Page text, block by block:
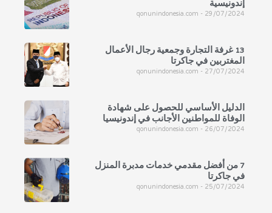
إندونيسية
qonunindonesia.com 29/07/2024
13 غرفة التجارة وجمعية رجال الأعمال
المغتربين في جاكرتا
qonunindonesia.com 27/07/2024
الدليل الأساسي للحصول على شهادة
الوفاة للمواطنين الأجانب في إندونيسيا
qonunindonesia.com 26/07/2024
7 من أفضل مقدمي خدمات مدبرة المنزل
في جاكرتا
qonunindonesia.com 25/07/2024